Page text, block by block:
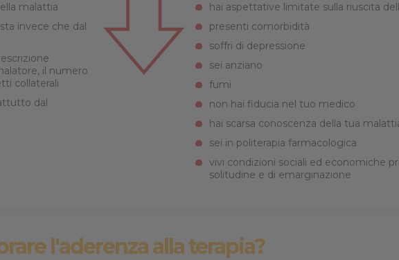
malattia
invece che dal
il numero
collaterali
dal
hai aspettative limitate sulla riuscita
presenti comorbidità
soffri di depressione
sei anziano
fumi
non hai fiducia nel tuo medico
hai scarsa conoscenza della tua
sei in politerapia farmacologica
vivi condizioni sociali ed economiche
solitudine e di emarginazione
l'aderenza alla terapia?